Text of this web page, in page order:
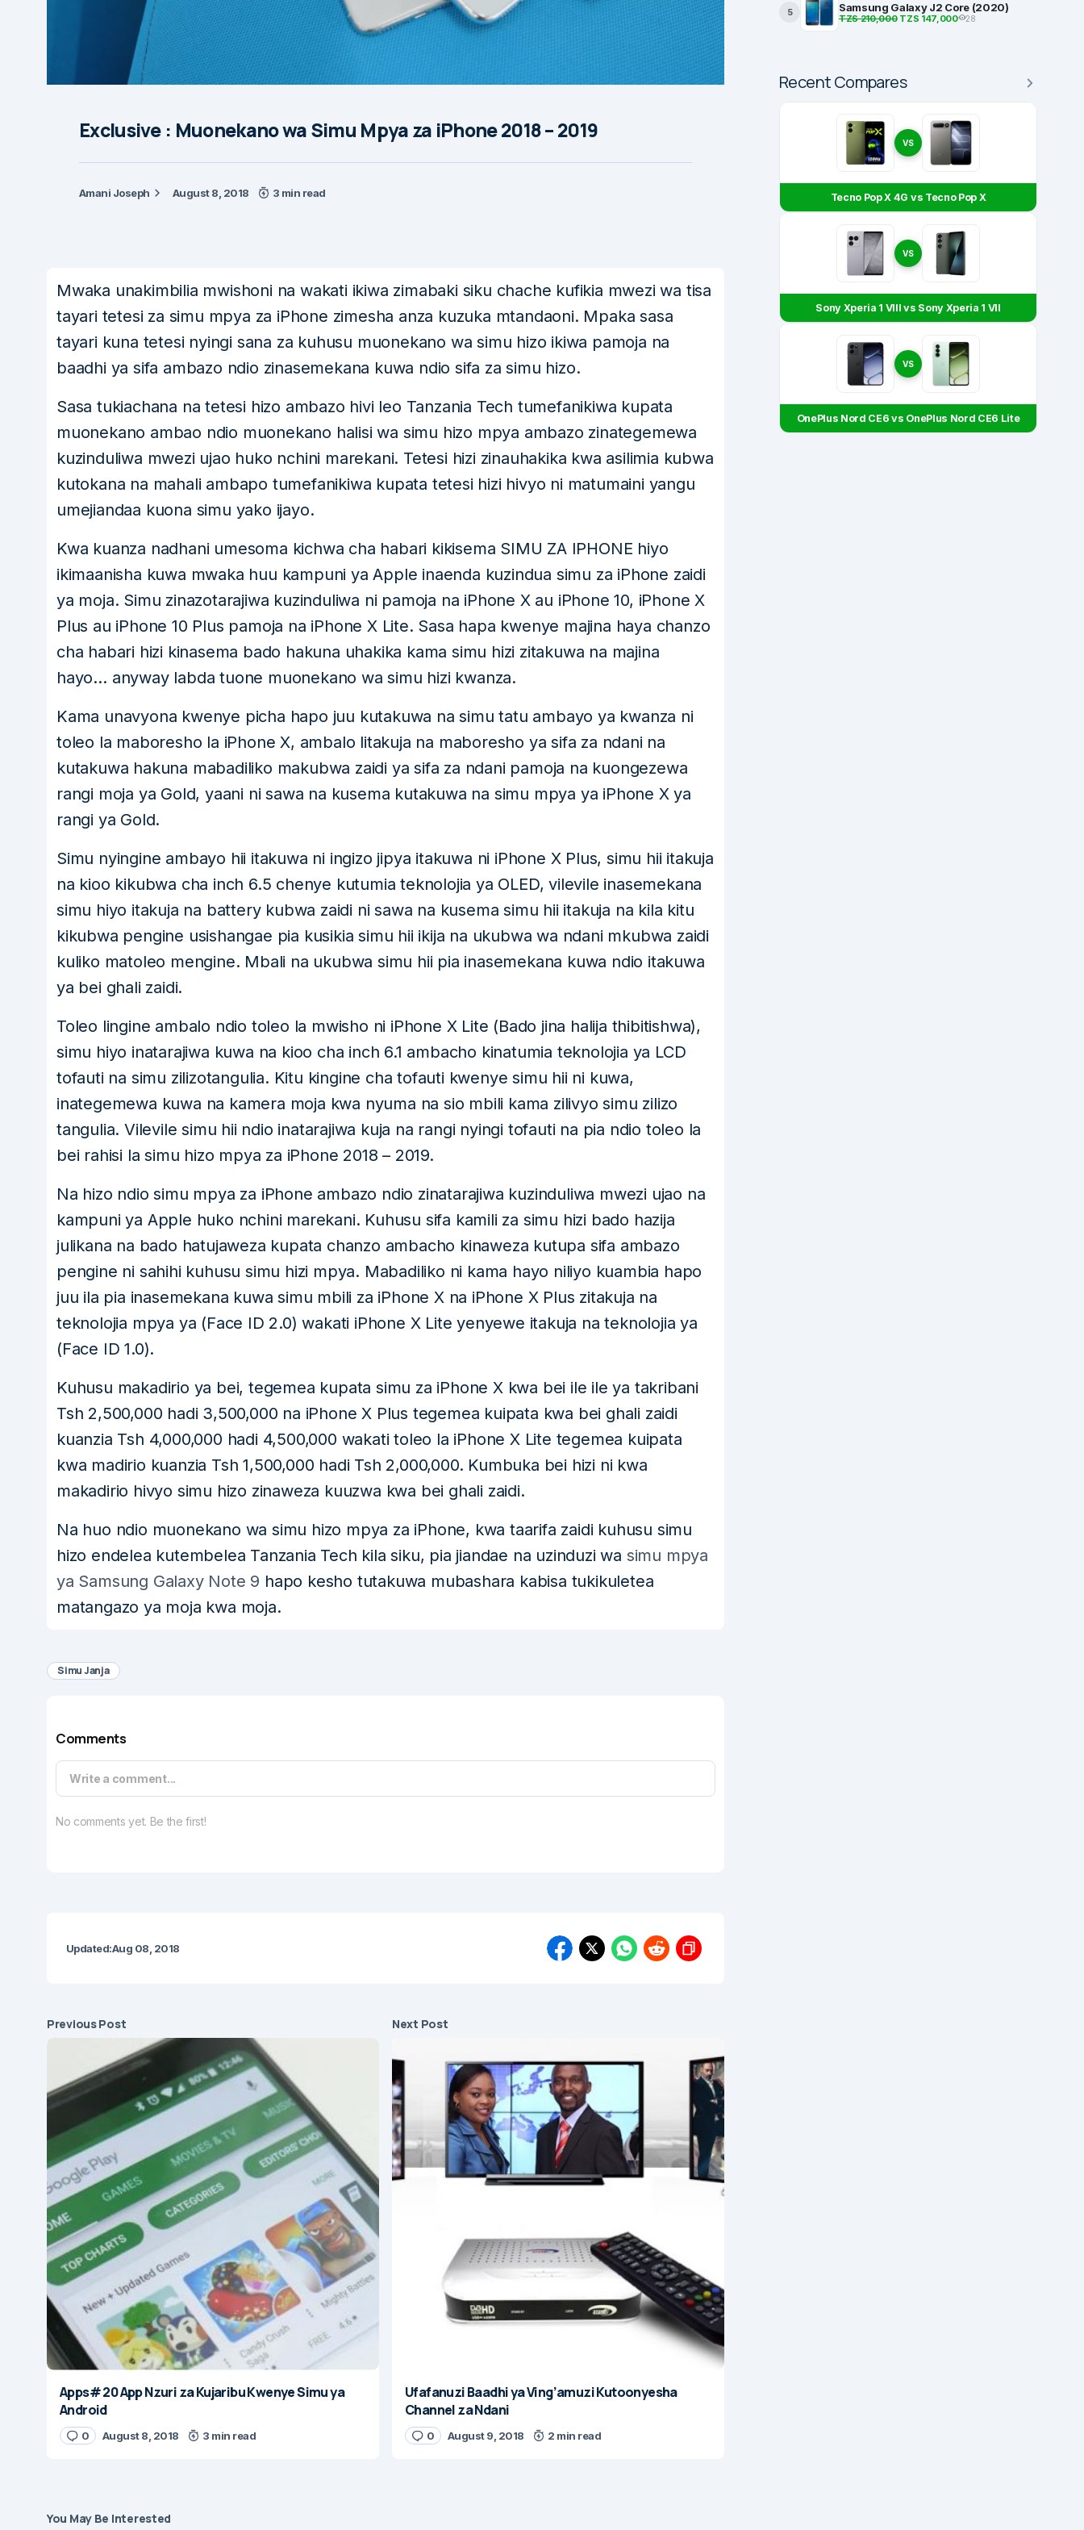
Exclusive : Muonekano wa Simu Mpya za iPhone 2018 – 2019
Amani Joseph August 8, 2018 3 min read
Mwaka unakimbilia mwishoni na wakati ikiwa zimabaki siku chache kufikia mwezi wa tisa
tayari tetesi za simu mpya za iPhone zimesha anza kuzuka mtandaoni. Mpaka sasa
tayari kuna tetesi nyingi sana za kuhusu muonekano wa simu hizo ikiwa pamoja na
baadhi ya sifa ambazo ndio zinasemekana kuwa ndio sifa za simu hizo.
Sasa tukiachana na tetesi hizo ambazo hivi leo Tanzania Tech tumefanikiwa kupata
muonekano ambao ndio muonekano halisi wa simu hizo mpya ambazo zinategemewa
kuzinduliwa mwezi ujao huko nchini marekani. Tetesi hizi zinauhakika kwa asilimia kubwa
kutokana na mahali ambapo tumefanikiwa kupata tetesi hizi hivyo ni matumaini yangu
umejiandaa kuona simu yako ijayo.
Kwa kuanza nadhani umesoma kichwa cha habari kikisema SIMU ZA IPHONE hiyo
ikimaanisha kuwa mwaka huu kampuni ya Apple inaenda kuzindua simu za iPhone zaidi
ya moja. Simu zinazotarajiwa kuzinduliwa ni pamoja na iPhone X au iPhone 10, iPhone X
Plus au iPhone 10 Plus pamoja na iPhone X Lite. Sasa hapa kwenye majina haya chanzo
cha habari hizi kinasema bado hakuna uhakika kama simu hizi zitakuwa na majina
hayo… anyway labda tuone muonekano wa simu hizi kwanza.
Kama unavyona kwenye picha hapo juu kutakuwa na simu tatu ambayo ya kwanza ni
toleo la maboresho la iPhone X, ambalo litakuja na maboresho ya sifa za ndani na
kutakuwa hakuna mabadiliko makubwa zaidi ya sifa za ndani pamoja na kuongezewa
rangi moja ya Gold, yaani ni sawa na kusema kutakuwa na simu mpya ya iPhone X ya
rangi ya Gold.
Simu nyingine ambayo hii itakuwa ni ingizo jipya itakuwa ni iPhone X Plus, simu hii itakuja
na kioo kikubwa cha inch 6.5 chenye kutumia teknolojia ya OLED, vilevile inasemekana
simu hiyo itakuja na battery kubwa zaidi ni sawa na kusema simu hii itakuja na kila kitu
kikubwa pengine usishangae pia kusikia simu hii ikija na ukubwa wa ndani mkubwa zaidi
kuliko matoleo mengine. Mbali na ukubwa simu hii pia inasemekana kuwa ndio itakuwa
ya bei ghali zaidi.
Toleo lingine ambalo ndio toleo la mwisho ni iPhone X Lite (Bado jina halija thibitishwa),
simu hiyo inatarajiwa kuwa na kioo cha inch 6.1 ambacho kinatumia teknolojia ya LCD
tofauti na simu zilizotangulia. Kitu kingine cha tofauti kwenye simu hii ni kuwa,
inategemewa kuwa na kamera moja kwa nyuma na sio mbili kama zilivyo simu zilizo
tangulia. Vilevile simu hii ndio inatarajiwa kuja na rangi nyingi tofauti na pia ndio toleo la
bei rahisi la simu hizo mpya za iPhone 2018 – 2019.
Na hizo ndio simu mpya za iPhone ambazo ndio zinatarajiwa kuzinduliwa mwezi ujao na
kampuni ya Apple huko nchini marekani. Kuhusu sifa kamili za simu hizi bado hazija
julikana na bado hatujaweza kupata chanzo ambacho kinaweza kutupa sifa ambazo
pengine ni sahihi kuhusu simu hizi mpya. Mabadiliko ni kama hayo niliyo kuambia hapo
juu ila pia inasemekana kuwa simu mbili za iPhone X na iPhone X Plus zitakuja na
teknolojia mpya ya (Face ID 2.0) wakati iPhone X Lite yenyewe itakuja na teknolojia ya
(Face ID 1.0).
Kuhusu makadirio ya bei, tegemea kupata simu za iPhone X kwa bei ile ile ya takribani
Tsh 2,500,000 hadi 3,500,000 na iPhone X Plus tegemea kuipata kwa bei ghali zaidi
kuanzia Tsh 4,000,000 hadi 4,500,000 wakati toleo la iPhone X Lite tegemea kuipata
kwa madirio kuanzia Tsh 1,500,000 hadi Tsh 2,000,000. Kumbuka bei hizi ni kwa
makadirio hivyo simu hizo zinaweza kuuzwa kwa bei ghali zaidi.
Na huo ndio muonekano wa simu hizo mpya za iPhone, kwa taarifa zaidi kuhusu simu
hizo endelea kutembelea Tanzania Tech kila siku, pia jiandae na uzinduzi wa simu mpya
ya Samsung Galaxy Note 9 hapo kesho tutakuwa mubashara kabisa tukikuletea
matangazo ya moja kwa moja.
Simu Janja
Comments
Write a comment...
No comments yet. Be the first!
Updated:Aug 08, 2018
Previous Post
Apps# 20 App Nzuri za Kujaribu Kwenye Simu ya
Android
0 August 8, 2018 3 min read
Next Post
Ufafanuzi Baadhi ya Ving’amuzi Kutoonyesha
Channel za Ndani
0 August 9, 2018 2 min read
5 Samsung Galaxy J2 Core (2020)
TZS 210,000TZS 147,000 28
Recent Compares
VS
Tecno Pop X 4G vs Tecno Pop X
VS
Sony Xperia 1 VIII vs Sony Xperia 1 VII
VS
OnePlus Nord CE6 vs OnePlus Nord CE6 Lite
You May Be Interested